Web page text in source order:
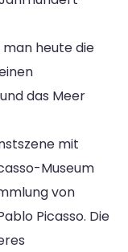
heute die
das Meer
mit
Museum
von
Picasso. Die